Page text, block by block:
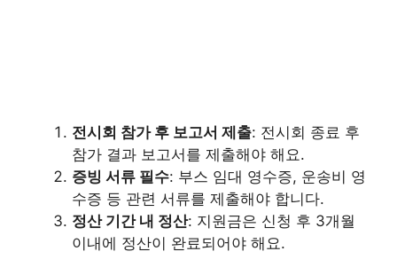
전시회 참가 후 보고서 제출: 전시회 종료 후
참가 결과 보고서를 제출해야 해요.
증빙 서류 필수: 부스 임대 영수증, 운송비 영
수증 등 관련 서류를 제출해야 합니다.
정산 기간 내 정산: 지원금은 신청 후 3개월
이내에 정산이 완료되어야 해요.